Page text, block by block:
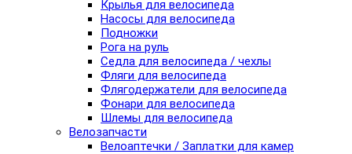
Крылья для велосипеда
Насосы для велосипеда
Подножки
Рога на руль
Седла для велосипеда / чехлы
Фляги для велосипеда
Флягодержатели для велосипеда
Фонари для велосипеда
Шлемы для велосипеда
Велозапчасти
Велоаптечки / Заплатки для камер